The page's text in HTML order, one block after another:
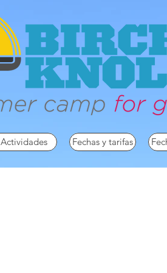
Actividades Fechas y tarifas